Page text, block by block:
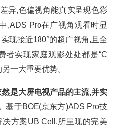
异,色偏视角能真实呈现色彩
,ADS Pro在广视角观看时显
现接近180°的超广视角,且全
者实现家庭观影处处都是“C
一大重要优势。
是大屏电视产品的主流,并实
基于BOE(京东方)ADS Pro技
方案UB Cell,所呈现的完美